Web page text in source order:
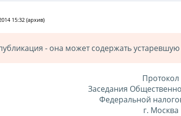
15:32 (архив)
- она может содержать
Протокол
Заседания
Федеральной
г. Москва